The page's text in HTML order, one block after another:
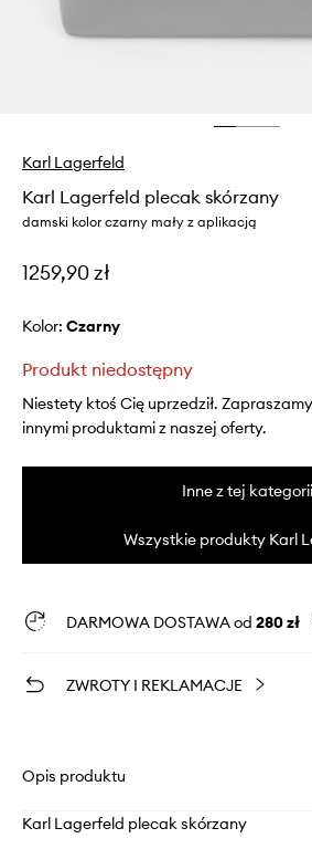
Karl Lagerfeld
Karl Lagerfeld plecak skórzany
damski kolor czarny mały z aplikacją
1259,90 zł
Kolor: czarny
Produkt niedostępny
Niestety ktoś Cię uprzedził.
innymi produktami z naszej oferty.
Inne z tej kategorii
Wszystkie produkty Karl
DARMOWA DOSTAWA od 280 zł
ZWROTY I REKLAMACJE
Opis produktu
Karl Lagerfeld plecak skórzany